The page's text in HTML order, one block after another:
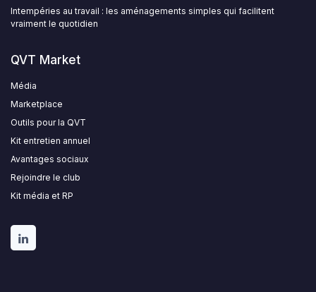
Intempéries au travail : les aménagements simples qui facilitent
vraiment le quotidien
QVT Market
Média
Marketplace
Outils pour la QVT
Kit entretien annuel
Avantages sociaux
Rejoindre le club
Kit média et RP